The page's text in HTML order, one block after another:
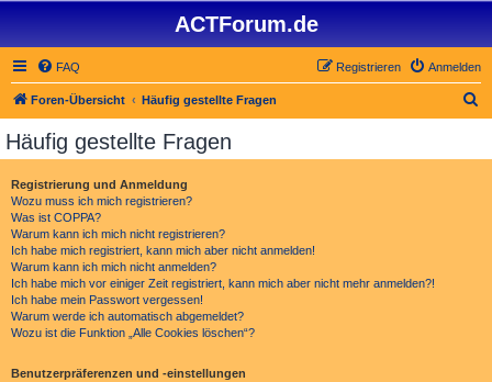
ACTForum.de
FAQ Anmelden
Registrieren
Foren-Übersicht Häufig gestellte Fragen
Häufig gestellte Fragen
Registrierung und Anmeldung
Wozu muss ich mich registrieren?
Was ist COPPA?
Warum kann ich mich nicht registrieren?
Ich habe mich registriert, kann mich aber nicht anmelden!
Warum kann ich mich nicht anmelden?
Ich habe mich vor einiger Zeit registriert, kann mich aber nicht mehr anmelden?!
Ich habe mein Passwort vergessen!
Warum werde ich automatisch abgemeldet?
Wozu ist die Funktion „Alle Cookies löschen“?
Benutzerpräferenzen und -einstellungen